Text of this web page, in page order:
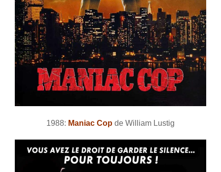
1988: Maniac Cop de William Lustig